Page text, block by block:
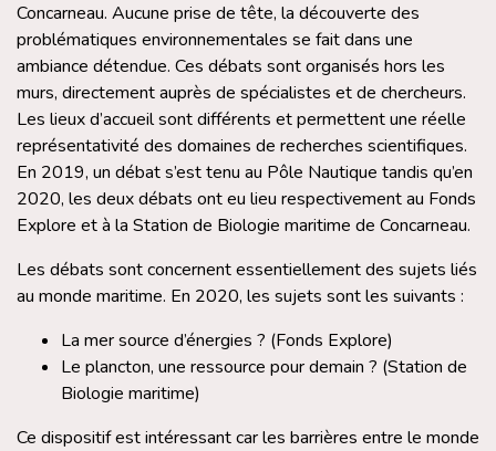
Concarneau. Aucune prise de tête, la découverte des
problématiques environnementales se fait dans une
ambiance détendue. Ces débats sont organisés hors les
murs, directement auprès de spécialistes et de chercheurs.
Les lieux d’accueil sont différents et permettent une réelle
représentativité des domaines de recherches scientifiques.
En 2019, un débat s’est tenu au Pôle Nautique tandis qu’en
2020, les deux débats ont eu lieu respectivement au Fonds
Explore et à la Station de Biologie maritime de Concarneau.
Les débats sont concernent essentiellement des sujets liés
au monde maritime. En 2020, les sujets sont les suivants :
La mer source d’énergies ? (Fonds Explore)
Le plancton, une ressource pour demain ? (Station de
Biologie maritime)
Ce dispositif est intéressant car les barrières entre le monde